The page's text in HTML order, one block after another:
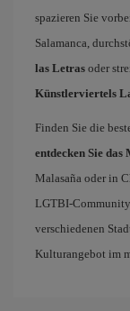
spazieren Sie
Salamanca,
las Letras oder
Künstlerviertels
Finden Sie die
entdecken Sie
Malasaña oder in
LGTBI-
verschiedenen
Kulturangebot im